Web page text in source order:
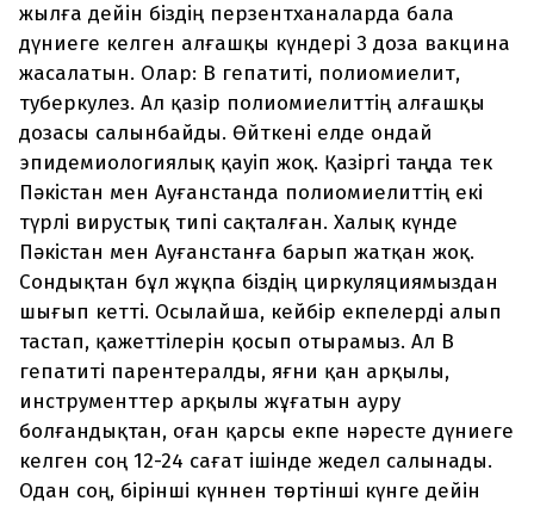
жылға дейін біздің перзентханаларда бала
дүниеге келген алғашқы күндері 3 доза вакцина
жасалатын. Олар: В гепатиті, полиомиелит,
туберкулез. Ал қазір полиомиелиттің алғашқы
дозасы салынбайды. Өйткені елде ондай
эпидемиологиялық қауіп жоқ. Қазіргі таңда тек
Пәкістан мен Ауғанстанда полиомиелиттің екі
түрлі вирустық типі сақталған. Халық күнде
Пәкістан мен Ауғанстанға барып жатқан жоқ.
Сондықтан бұл жұқпа біздің циркуляциямыздан
шығып кетті. Осылайша, кейбір екпелерді алып
тастап, қажеттілерін қосып отырамыз. Ал В
гепатиті парентералды, яғни қан арқылы,
инструменттер арқылы жұғатын ауру
болғандықтан, оған қарсы екпе нәресте дүниеге
келген соң 12-24 сағат ішінде жедел салынады.
Одан соң, бірінші күннен төртінші күнге дейін